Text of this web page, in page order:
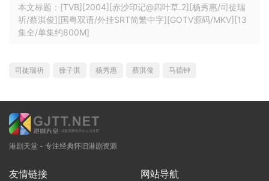
本文标题：[TVB][2004][赤沙印记@四叶草.2][杨秀惠/司徒瑞
祈/蔡淇俊][国粤双语/外挂SRT简繁中字][GOTV源码/MKV][13
集全/单集约800M]
司徒瑞祈 徐子淇 杨秀惠 蔡淇俊 马德钟
港剧天堂 - 专注经典怀旧港剧资源
友情链接 网站导航